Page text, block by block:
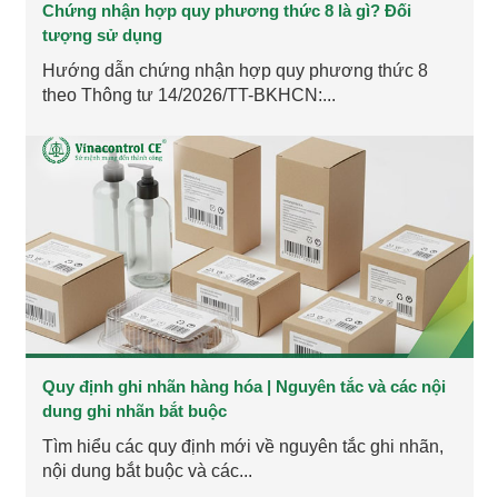
Chứng nhận hợp quy phương thức 8 là gì? Đối
tượng sử dụng
Hướng dẫn chứng nhận hợp quy phương thức 8
theo Thông tư 14/2026/TT-BKHCN:...
Quy định ghi nhãn hàng hóa | Nguyên tắc và các nội
dung ghi nhãn bắt buộc
Tìm hiểu các quy định mới về nguyên tắc ghi nhãn,
nội dung bắt buộc và các...